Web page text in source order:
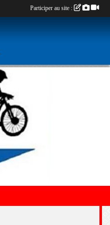
Participer au site :